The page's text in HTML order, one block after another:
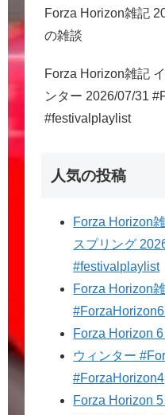
Forza Horizon雑記
の雑談
Forza Horizon雑記
ンター 2026/07/31
#festivalplaylist
人気の投稿
Forza Horizon
スプリング
#festivalplaylist
Forza Horizon
Forza Horizon
ウィンター
#ForzaHorizon4
Forza Horizon